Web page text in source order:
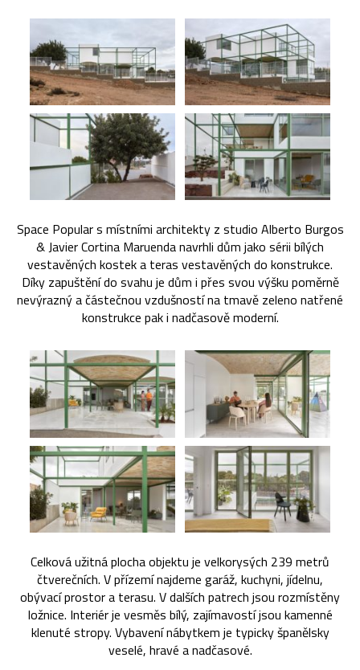
Space Popular s místními architekty z studio Alberto Burgos
& Javier Cortina Maruenda navrhli dům jako sérii bílých
vestavěných kostek a teras vestavěných do konstrukce.
Díky zapuštění do svahu je dům i přes svou výšku poměrně
nevýrazný a částečnou vzdušností na tmavě zeleno natřené
konstrukce pak i nadčasově moderní.
Celková užitná plocha objektu je velkorysých 239 metrů
čtverečních. V přízemí najdeme garáž, kuchyni, jídelnu,
obývací prostor a terasu. V dalších patrech jsou rozmístěny
ložnice. Interiér je vesměs bílý, zajímavostí jsou kamenné
klenuté stropy. Vybavení nábytkem je typicky španělsky
veselé, hravé a nadčasové.